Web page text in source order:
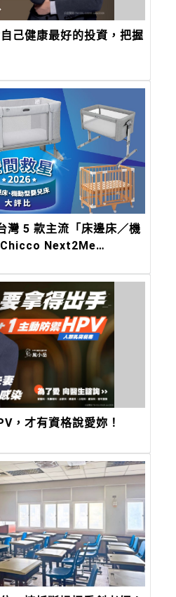
己健康最好的投資，把握
灣 5 款主流「床邊床／機
Chicco Next2Me
終極解方
，才有資格說愛妳！